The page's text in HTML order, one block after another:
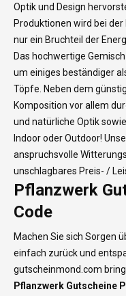
Optik und Design
Produktionen wird bei
nur ein Bruchteil der
Das hochwertige
um einiges beständiger
Töpfe. Neben dem
Komposition vor allem
und natürliche Optik
Indoor oder Outdoor!
anspruchsvolle
unschlagbares Preis- /
Pflanzwerk
Code
Machen Sie sich Sorgen
einfach zurück und
gutscheinmond.com
Pflanzwerk Gutscheine